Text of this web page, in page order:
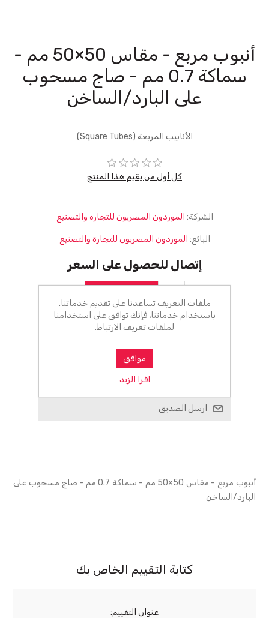
أنبوب مربع - مقاس 50×50 مم -
سماكة 0.7 مم - صاج مسحوب
على البارد/الساخن
الأنابيب المربعة (Square Tubes)
كل أول من يقيم هذا المنتج
الشركة: الموردون المصريون للتجارة والتصنيع
البائع: الموردون المصريون للتجارة والتصنيع
إتصال للحصول على السعر
الرجاء تحديد العنوان الذي تريد شحنه إلى
ارسل الصديق
أنبوب مربع - مقاس 50×50 مم - سماكة 0.7 مم - صاج مسحوب على
البارد/الساخن
كتابة التقييم الخاص بك
عنوان التقييم:
ملفات التعريف تساعدنا على تقديم خدماتنا.
باستخدام خدماتنا، فإنك توافق على استخدامنا
لملفات تعريف الارتباط.
موافق
اقرا الزيد